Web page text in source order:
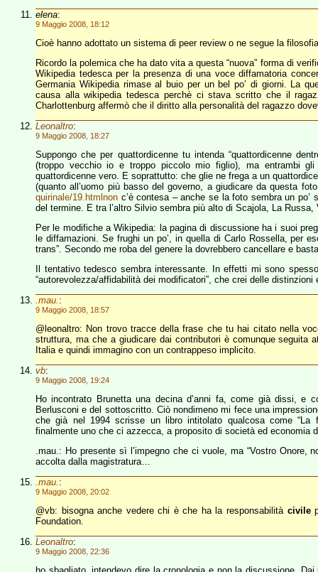
elena:
9 Maggio 2008, 18:12
Cioè hanno adottato un sistema di peer review o ne segue la
Ricordo la polemica che ha dato vita a questa “nuova” forma di
Wikipedia tedesca per la presenza di una voce diffamatoria
Germania Wikipedia rimase al buio per un bel po’ di giorni. La
causa alla wikipedia tedesca perchè ci stava scritto che il
Charlottenburg affermò che il diritto alla personalità del ragazzo
Leonaltro:
9 Maggio 2008, 18:27
Suppongo che per quattordicenne tu intenda “quattordicenne
(troppo vecchio io e troppo piccolo mio figlio), ma entrambi
quattordicenne vero. E soprattutto: che glie ne frega a un
(quanto all’uomo più basso del governo, a giudicare da questa
quirinale/19.htmlnon c’è contesa – anche se la foto sembra un
del termine. E tra l’altro Silvio sembra più alto di Scajola, La Russa,
Per le modifiche a Wikipedia: la pagina di discussione ha i suoi
le diffamazioni. Se frughi un po’, in quella di Carlo Rossella, per
trans”. Secondo me roba del genere la dovrebbero cancellare e
Il tentativo tedesco sembra interessante. In effetti mi sono
“autorevolezza/affidabilità dei modificatori”, che crei delle
.mau. :
9 Maggio 2008, 18:57
@leonaltro: Non trovo tracce della frase che tu hai citato nella
struttura, ma che a giudicare dai contributori è comunque seguita
Italia e quindi immagino con un contrappeso implicito.
vb:
9 Maggio 2008, 19:24
Ho incontrato Brunetta una decina d’anni fa, come già dissi, e
Berlusconi e del sottoscritto. Ciò nondimeno mi fece una
che già nel 1994 scrisse un libro intitolato qualcosa come “La
finalmente uno che ci azzecca, a proposito di società ed economia
.mau.: Ho presente sì l’impegno che ci vuole, ma “Vostro Onore,
accolta dalla magistratura…
.mau. :
9 Maggio 2008, 20:02
@vb: bisogna anche vedere chi è che ha la responsabilità civile
Foundation.
Leonaltro:
9 Maggio 2008, 22:36